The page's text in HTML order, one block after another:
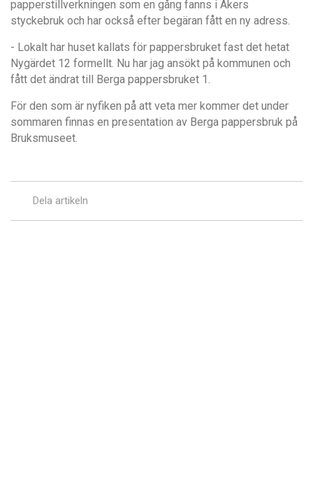
papperstillverkningen som en gång fanns i Åkers
styckebruk och har också efter begäran fått en ny adress.
- Lokalt har huset kallats för pappersbruket fast det hetat
Nygärdet 12 formellt. Nu har jag ansökt på kommunen och
fått det ändrat till Berga pappersbruket 1.
För den som är nyfiken på att veta mer kommer det under
sommaren finnas en presentation av Berga pappersbruk på
Bruksmuseet.
Dela artikeln